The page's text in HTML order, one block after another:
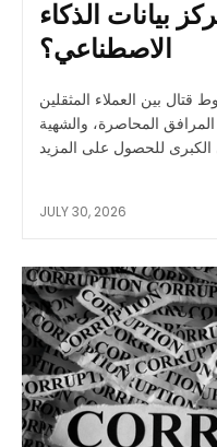
بيانات الذكاء
الاصطناعي؟
بين العملاء المثقلين
المحاصرة، والشهية
JULY 30, 2026